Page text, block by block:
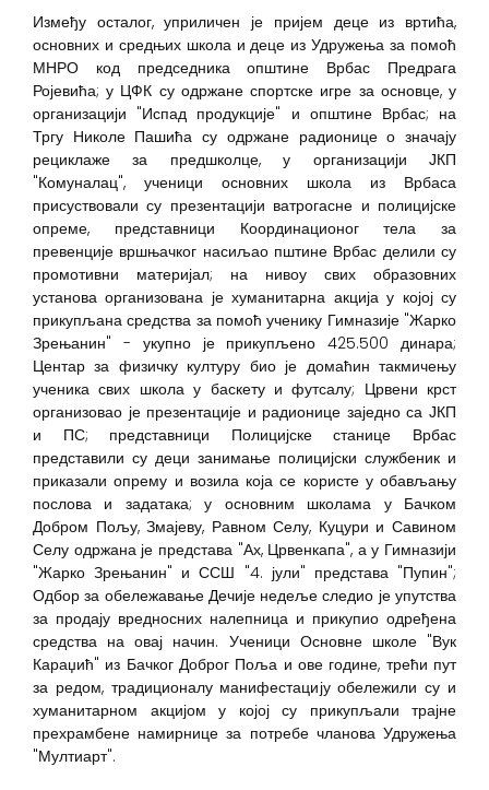
Између осталог, уприличен је пријем деце из вртића,
основних и средњих школа и деце из Удружења за помоћ
МНРО код председника општине Врбас Предрага
Ројевића; у ЦФК су одржане спортске игре за основце, у
организацији "Испад продукције" и општине Врбас; на
Тргу Николе Пашића су одржане радионице о значају
рециклаже за предшколце, у организацији ЈКП
"Комуналац", ученици основних школа из Врбаса
присуствовали су презентацији ватрогасне и полицијске
опреме, представници Координационог тела за
превенције вршњачког насиљао пштине Врбас делили су
промотивни материјал; на нивоу свих образовних
установа организована је хуманитарна акција у којој су
прикупљана средства за помоћ ученику Гимназије "Жарко
Зрењанин" - укупно је прикупљено 425.500 динара;
Центар за физичку културу био је домаћин такмичењу
ученика свих школа у баскету и футсалу; Црвени крст
организовао је презентације и радионице заједно са ЈКП
и ПС; представници Полицијске станице Врбас
представили су деци занимање полицијски службеник и
приказали опрему и возила која се користе у обављању
послова и задатака; у основним школама у Бачком
Добром Пољу, Змајеву, Равном Селу, Куцури и Савином
Селу одржана је представа "Ах, Црвенкапа", а у Гимназији
"Жарко Зрењанин" и ССШ "4. јули" представа "Пупин";
Одбор за обележавање Дечије недеље следио је упутства
за продају вредносних налепница и прикупио одређена
средства на овај начин. Ученици Основне школе "Вук
Караџић" из Бачког Доброг Поља и ове године, трећи пут
за редом, традиционалу манифестацију обележили су и
хуманитарном акцијом у којој су прикупљали трајне
прехрамбене намирнице за потребе чланова Удружења
"Мултиарт".